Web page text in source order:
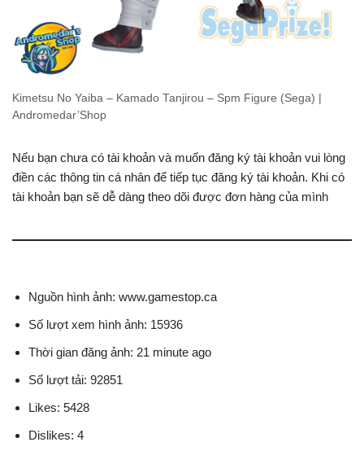
Kimetsu No Yaiba – Kamado Tanjirou – Spm Figure (Sega) |
Andromedar’Shop
Nếu bạn chưa có tài khoản và muốn đăng ký tài khoản vui lòng
điền các thông tin cá nhân để tiếp tục đăng ký tài khoản. Khi có
tài khoản bạn sẽ dễ dàng theo dõi được đơn hàng của mình
Nguồn hình ảnh: www.gamestop.ca
Số lượt xem hình ảnh: 15936
Thời gian đăng ảnh: 21 minute ago
Số lượt tải: 92851
Likes: 5428
Dislikes: 4